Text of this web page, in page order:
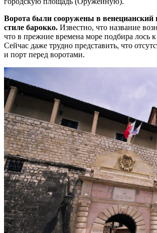
Ворота были сооружены в венецианский
стиле барокко. Известно, что название
что в прежние времена море подбира лось
Сейчас даже трудно представить, что
и порт перед воротами.